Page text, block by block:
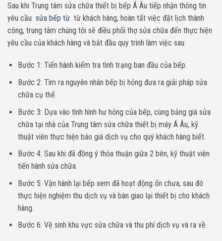
Sau khi Trung tâm sửa chữa thiết bị bếp Á Âu tiếp nhận thông tin
yêu cầu sửa bếp từ từ khách hàng, hoàn tất việc đặt lịch thành
công, trung tâm chúng tôi sẽ điều phối thợ sửa chữa đến thực hiện
yêu cầu của khách hàng và bắt đầu quy trình làm việc sau:
Bước 1: Tiến hành kiểm tra tình trạng ban đầu của bếp.
Bước 2: Tìm ra nguyên nhân bếp bị hỏng đưa ra giải pháp sửa
chữa cụ thể.
Bước 3: Dựa vào tình hình hư hỏng của bếp, cùng bảng giá sửa
chữa tại nhà của Trung tâm sửa chữa thiết bị máy Á Âu, kỹ
thuật viên thực hiện báo giá dịch vụ cho quý khách hàng biết.
Bước 4: Sau khi đã đồng ý thỏa thuận giữa 2 bên, kỹ thuật viên
tiến hành sửa chữa.
Bước 5: Vận hành lại bếp xem đã hoạt động ổn chưa, sau đó
thực hiện nghiệm thu dịch vụ và bàn giao lại thiết bị cho khách
hàng.
Bước 6: Vệ sinh khu vực sửa chữa và thu phí dịch vụ và ra về.